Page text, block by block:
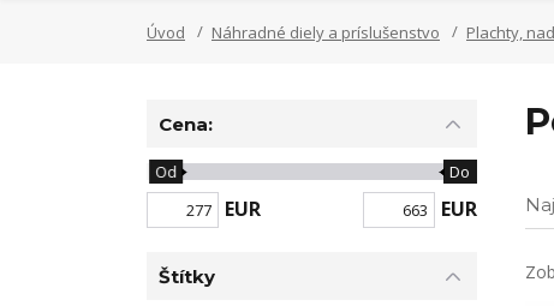
Úvod Náhradné diely a príslušenstvo Plachty,
Cena:
EUR
Od Do
EUR
Štítky